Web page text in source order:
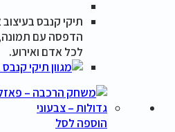
תיקי קנבס בעיצוב
הדפסה עם
לכל אדם ואירוע.
הוספה לסל